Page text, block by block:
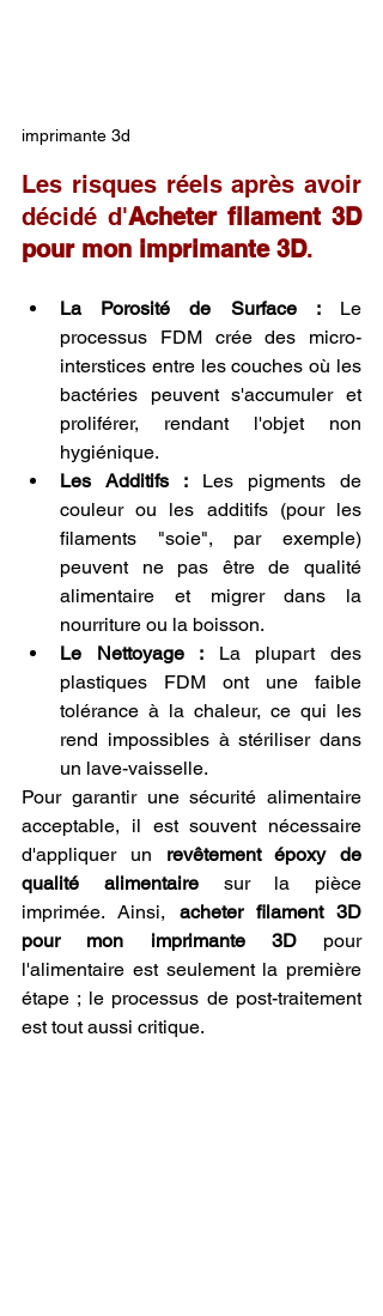
imprimante 3d
Les risques réels après avoir
décidé d'Acheter filament 3D
pour mon imprimante 3D.
La Porosité de Surface : Le
processus FDM crée des micro-
interstices entre les couches où les
bactéries peuvent s'accumuler et
proliférer, rendant l'objet non
hygiénique.
Les Additifs : Les pigments de
couleur ou les additifs (pour les
filaments "soie", par exemple)
peuvent ne pas être de qualité
alimentaire et migrer dans la
nourriture ou la boisson.
Le Nettoyage : La plupart des
plastiques FDM ont une faible
tolérance à la chaleur, ce qui les
rend impossibles à stériliser dans
un lave-vaisselle.
Pour garantir une sécurité alimentaire
acceptable, il est souvent nécessaire
d'appliquer un revêtement époxy de
qualité alimentaire sur la pièce
imprimée. Ainsi, acheter filament 3D
pour mon imprimante 3D pour
l'alimentaire est seulement la première
étape ; le processus de post-traitement
est tout aussi critique.